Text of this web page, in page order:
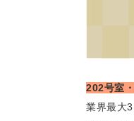
202号室
業界最大